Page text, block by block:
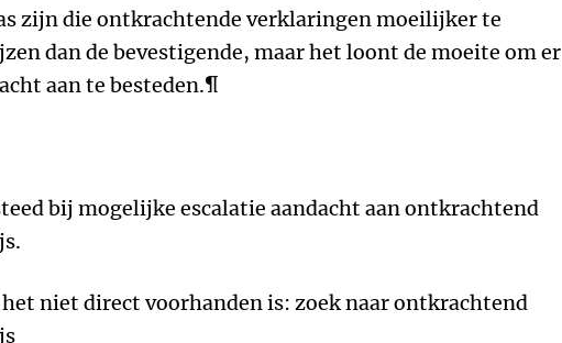
zijn die ontkrachtende verklaringen moeilijker te
dan de bevestigende, maar het loont de moeite om er
aan te besteden.¶
bij mogelijke escalatie aandacht aan ontkrachtend
niet direct voorhanden is: zoek naar ontkrachtend